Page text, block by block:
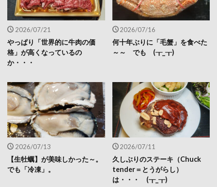
2026/07/21
やっぱり「世界的に牛肉の価
格」が高くなっているの
か・・・
2026/07/16
何十年ぶりに「毛蟹」を食べた
～～ でも (┰_┰)
2026/07/13
【生牡蠣】が美味しかった～。
でも「冷凍」。
2026/07/11
久しぶりのステーキ（Chuck
tender＝とうがらし）
は・・・ (┰_┰)